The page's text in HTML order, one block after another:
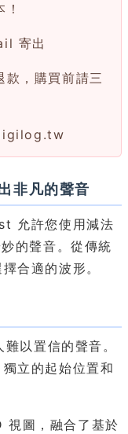
寄出
款，購買前請三
非凡的聲音
允許您使用減法
的聲音。從傳統
合適的波形。
以置信的聲音。
立的起始位置和
圖，融合了基於